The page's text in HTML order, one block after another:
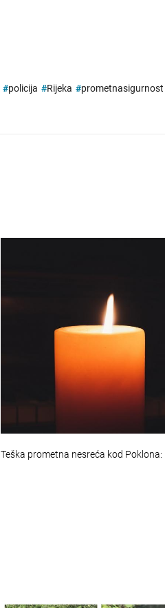
#policija #Rijeka #prometnasigurnost
Teška prometna nesreća kod